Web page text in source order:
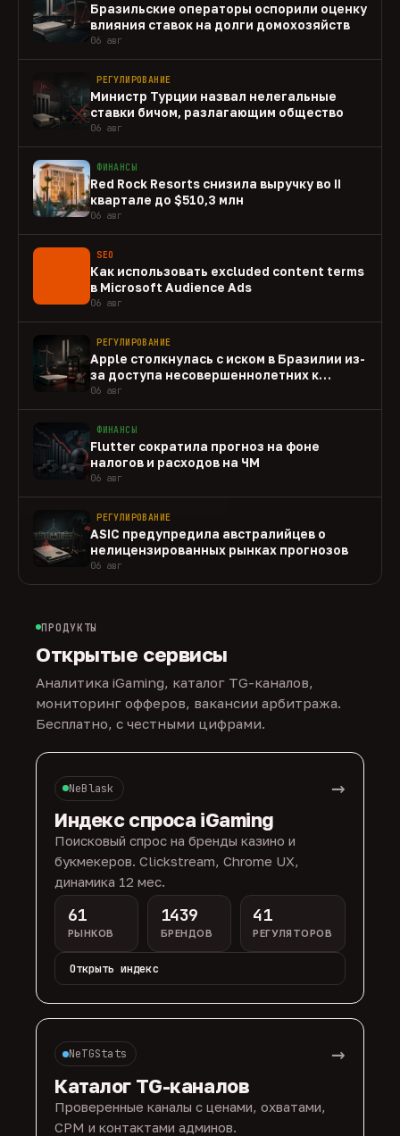
Бразильские операторы оспорили оценку
влияния ставок на долги домохозяйств
06 авг
РЕГУЛИРОВАНИЕ
Министр Турции назвал нелегальные
ставки бичом, разлагающим общество
06 авг
ФИНАНСЫ
Red Rock Resorts снизила выручку во II
квартале до $510,3 млн
06 авг
SEO
Как использовать excluded content terms
в Microsoft Audience Ads
06 авг
РЕГУЛИРОВАНИЕ
Apple столкнулась с иском в Бразилии из-
за доступа несовершеннолетних к
gambling-приложениям
06 авг
ФИНАНСЫ
Flutter сократила прогноз на фоне
налогов и расходов на ЧМ
06 авг
РЕГУЛИРОВАНИЕ
ASIC предупредила австралийцев о
нелицензированных рынках прогнозов
06 авг
ПРОДУКТЫ
Открытые сервисы
Аналитика iGaming, каталог TG-каналов,
мониторинг офферов, вакансии арбитража.
Бесплатно, с честными цифрами.
NeBlask →
Индекс спроса iGaming
Поисковый спрос на бренды казино и
букмекеров. Clickstream, Chrome UX,
динамика 12 мес.
61
РЫНКОВ
1439
БРЕНДОВ
41
РЕГУЛЯТОРОВ
Открыть индекс
NeTGStats →
Каталог TG-каналов
Проверенные каналы с ценами, охватами,
CPM и контактами админов.